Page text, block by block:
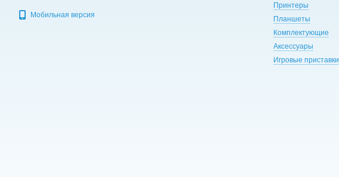
Мобильная версия
Принтеры
Планшеты
Комплектующие
Аксессуары
Игровые приставки